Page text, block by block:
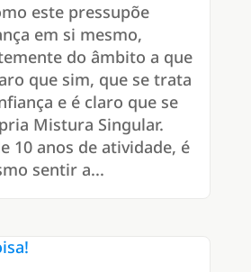
este pressupõe
em si mesmo,
do âmbito a que
que sim, que se trata
e é claro que se
Mistura Singular.
10 anos de atividade, é
sentir a...